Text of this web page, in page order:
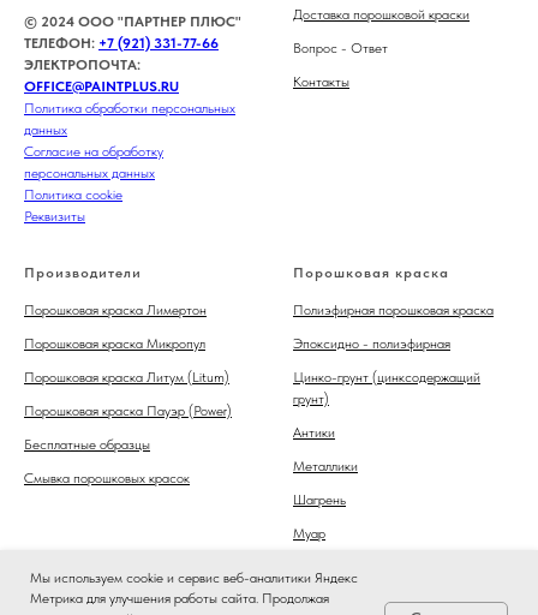
Мы используем cookie и сервис веб-аналитики Яндекс
Метрика для улучшения работы сайта. Продолжая
© 2024 ООО "ПАРТНЕР ПЛЮС"
ТЕЛЕФОН: +7 (921) 331-77-66
ЭЛЕКТРОПОЧТА:
OFFICE@PAINTPLUS.RU
Политика обработки персональных
данных
Согласие на обработку
персональных данных
Политика cookie
Реквизиты
Доставка порошковой краски
Вопрос - Ответ
Контакты
Производители
Порошковая краска Лимертон
Порошковая краска Микропул
Порошковая краска Литум (Litum)
Порошковая краска Пауэр (Power)
Бесплатные образцы
Смывка порошковых красок
Порошковая краска
Полиэфирная порошковая краска
Эпоксидно - полиэфирная
Цинко-грунт (цинксодержащий
грунт)
Антики
Металлики
Шагрень
Муар